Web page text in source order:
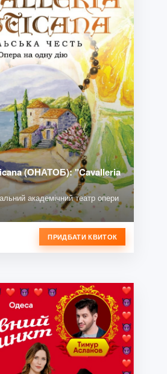
(ОНАТОБ): "Cavalleria
академічний театр опери
ПРИДБАТИ КВИТОК